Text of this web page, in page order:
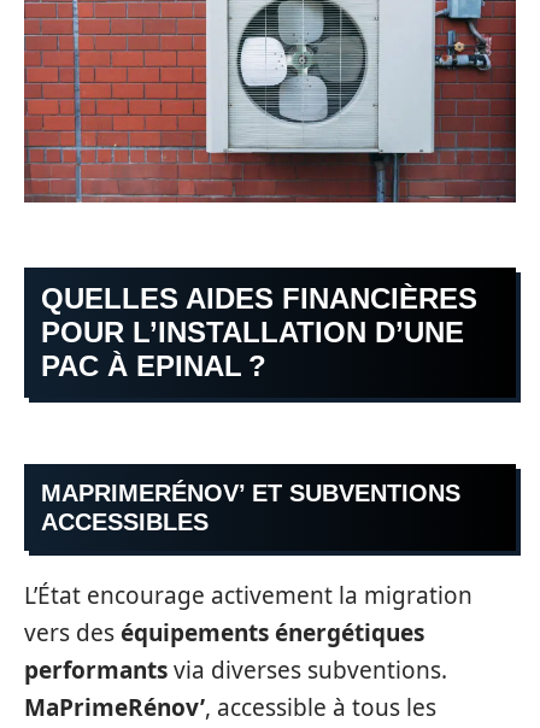
QUELLES AIDES FINANCIÈRES
POUR L’INSTALLATION D’UNE
PAC À EPINAL ?
MAPRIMERÉNOV’ ET SUBVENTIONS
ACCESSIBLES
L’État encourage activement la migration
vers deséquipements énergétiques
performantsvia diverses subventions.
MaPrimeRénov’, accessible à tous les